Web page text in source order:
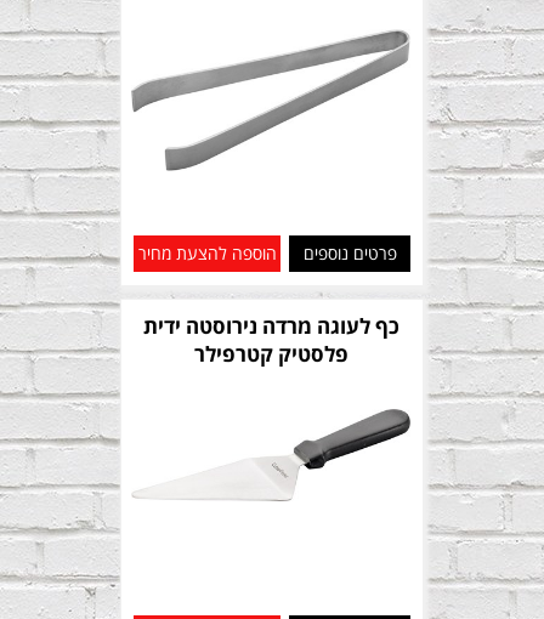
פרטים נוספים הוספה להצעת מחיר
כף לעוגה מרדה נירוסטה ידית
פלסטיק קטרפילר